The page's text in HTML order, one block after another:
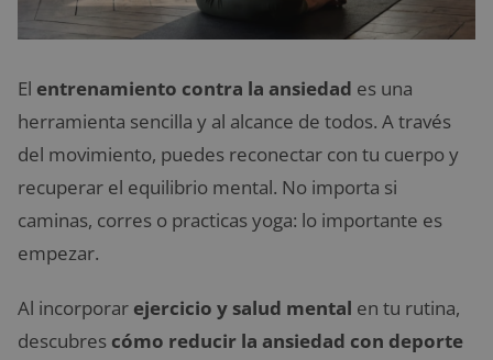
El entrenamiento contra la ansiedad es una
herramienta sencilla y al alcance de todos. A través
del movimiento, puedes reconectar con tu cuerpo y
recuperar el equilibrio mental. No importa si
caminas, corres o practicas yoga: lo importante es
empezar.
Al incorporar ejercicio y salud mental en tu rutina,
descubres cómo reducir la ansiedad con deporte